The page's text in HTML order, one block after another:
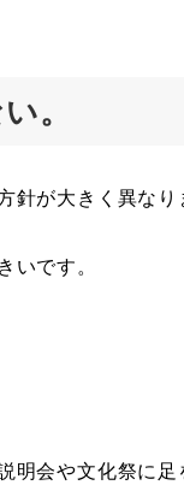
。
が大きく異なり
です。
会や文化祭に足